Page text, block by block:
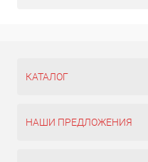
КАТАЛОГ
НАШИ ПРЕДЛОЖЕНИЯ